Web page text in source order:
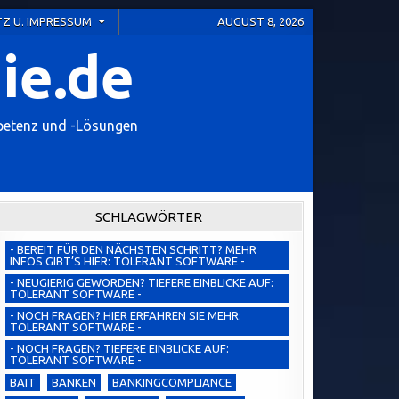
U. IMPRESSUM AUGUST 8, 2026
und -Lösungen
SCHLAGWÖRTER
- BEREIT FÜR DEN NÄCHSTEN SCHRITT? MEHR
INFOS GIBT’S HIER: TOLERANT SOFTWARE -
- NEUGIERIG GEWORDEN? TIEFERE EINBLICKE AUF:
TOLERANT SOFTWARE -
- NOCH FRAGEN? HIER ERFAHREN SIE MEHR:
TOLERANT SOFTWARE -
- NOCH FRAGEN? TIEFERE EINBLICKE AUF:
TOLERANT SOFTWARE -
BAIT
BANKEN
BANKINGCOMPLIANCE